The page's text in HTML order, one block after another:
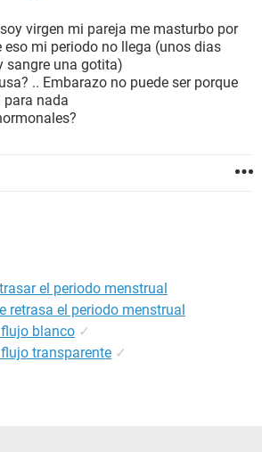
virgen mi pareja me masturbo por
eso mi periodo no llega (unos dias
sangre una gotita)
.. Embarazo no puede ser porque
para nada
el periodo menstrual
retrasa el periodo menstrual
blanco ✓
transparente ✓